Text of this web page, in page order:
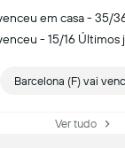
em casa - 35/
- 15/16 Últimos
Barcelona (F) vai
Ver tudo